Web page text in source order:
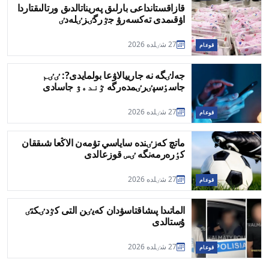
قوعام
قازاقستانداعى بارلىق پەريناتالدىق ورتالىقتاردا
اۋقىمدى تەكسەرۋ جٷرگٸزٸلەدٸ
27 شٸلدە 2026
قوعام
جەلٸگە نە جارييالاۋعا بولمايدى?: ٸٸم
جاسٶسپٸرٸمدەرگە ٷندەۋ جاسادى
27 شٸلدە 2026
قوعام
ماتچ كەزٸندە ساياسي تۋمەن الاڭعا شىققان
كٶرەرمەنگە ٸس قوزعالدى
27 شٸلدە 2026
قوعام
الماتىدا پىشاقتاسۋدان كەيٸن التى كٷدٸكتٸ
ۇستالدى
27 شٸلدە 2026